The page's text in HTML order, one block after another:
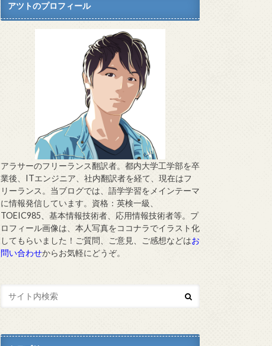
アツトのプロフィール
アラサーのフリーランス翻訳者。都内大学工学部を卒
業後、ITエンジニア、社内翻訳者を経て、現在はフ
リーランス。当ブログでは、語学学習をメインテーマ
に情報発信しています。資格：英検一級、
TOEIC985、基本情報技術者、応用情報技術者等。プ
ロフィール画像は、本人写真をココナラでイラスト化
してもらいました！ご質問、ご意見、ご感想などはお
問い合わせからお気軽にどうぞ。